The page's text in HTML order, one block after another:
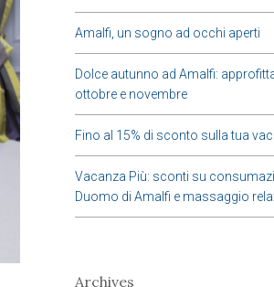
Amalfi, un sogno ad occhi aperti
Dolce autunno ad Amalfi:
ottobre e novembre
Fino al 15% di sconto sulla tua
Vacanza Più: sconti su
Duomo di Amalfi e massaggio
Archives